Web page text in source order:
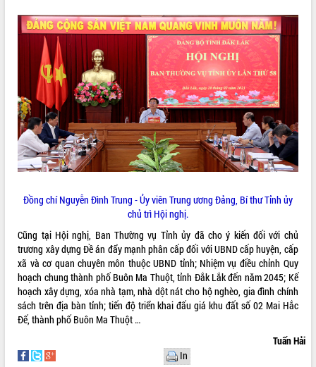
Thứ trưởng Bộ Nông nghiệp và Môi
trường Nguyễn Hoàng Hiệp khảo sát
vùng trồng và doanh nghiệp đóng gói
sầu riêng tại Đắk Lắk
Trình diễn nghệ thuật chế biến các
món ăn từ sầu riêng
Đắk Lắk công bố Quy hoạch và xúc
tiến đầu tư tỉnh
Ngành cá ngừ Đắk Lắk chủ động thích
ứng để giữ vững thị trường xuất khẩu
Diễn đàn Kinh tế tư nhân Việt Nam đột
Đề án 06 tạo bước ngoặt đột phá trong
cải cách hành chính tỉnh Đắk Lắk
Kết nối tour, đẩy mạnh chuyển đổi số
để phát triển du lịch Đắk Lắk
Khởi động Dự án Đầu tư xây dựng hạ
tầng kỹ thuật Cụm công nghiệp Tân
Tiến
Gặp mặt các cơ quan báo chí nhân Kỷ
niệm 101 năm Ngày Báo chí Cách
Đắk Lắk sơ kết 4 năm triển khai thực
Đồng chí Nguyễn Đình Trung - Ủy viên Trung ương Đảng, Bí thư Tỉnh ủy
chủ trì Hội nghị.
Cũng tại Hội nghị, Ban Thường vụ Tỉnh ủy đã cho ý kiến đối với chủ
trương xây dựng Đề án đẩy mạnh phân cấp đối với UBND cấp huyện, cấp
xã và cơ quan chuyên môn thuộc UBND tỉnh; Nhiệm vụ điều chỉnh Quy
hoạch chung thành phố Buôn Ma Thuột, tỉnh Đắk Lắk đến năm 2045; Kế
hoạch xây dựng, xóa nhà tạm, nhà dột nát cho hộ nghèo, gia đình chính
sách trên địa bàn tỉnh; tiến độ triển khai đấu giá khu đất số 02 Mai Hắc
Đế, thành phố Buôn Ma Thuột …
Tuấn Hải
In